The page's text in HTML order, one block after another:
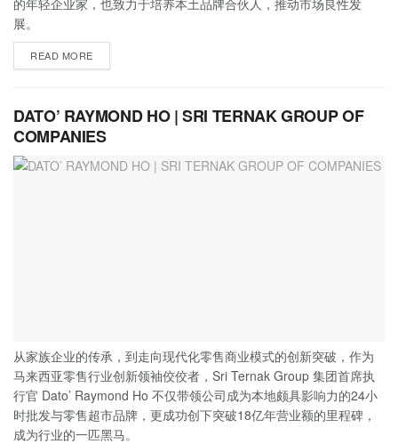
展。
READ MORE
DATO’ RAYMOND HO | SRI TERNAK GROUP OF
COMPANIES
从家族企业的传承，到走向现代化零售商业模式的创新突破，作为
马来西亚零售行业创新领袖佼佼者，Sri Ternak Group 集团首席执
行官 Dato’ Raymond Ho 不仅带领公司成为本地颇具影响力的24小
时批发与零售超市品牌，更成功创下突破18亿年营业额的里程碑，
成为行业的一匹黑马。